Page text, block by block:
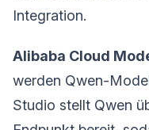
Integration.
Alibaba Cloud
werden Qwen-
Studio stellt Qwen